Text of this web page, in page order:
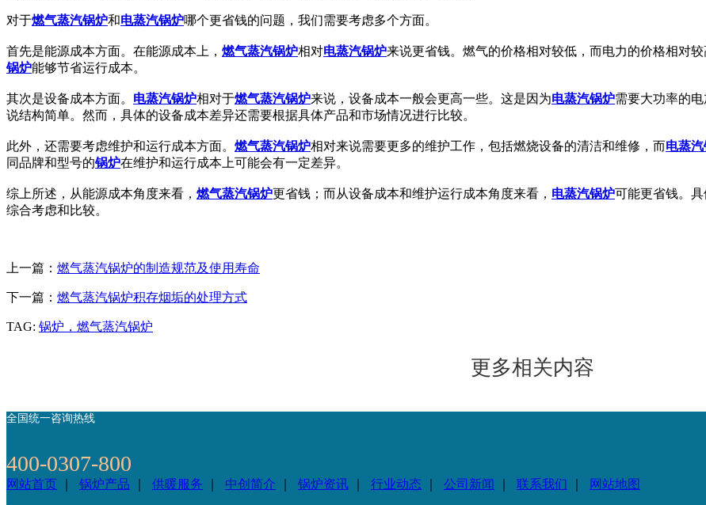
对于燃气蒸汽锅炉和电蒸汽锅炉哪个更省钱的问题，我们需要考虑多个方面。
首先是能源成本方面。在能源成本上， 燃气蒸汽锅炉相对电蒸汽锅炉来说更省钱。燃气的价格相对较低，而电力的价格相对
锅炉能够节省运行成本。
其次是设备成本方面。 电蒸汽锅炉相对于燃气蒸汽锅炉来说，设备成本一般会更高一些。这是因为电蒸汽锅炉需要大功率的
说结构简单。然而，具体的设备成本差异还需要根据具体产品和市场情况进行比较。
此外，还需要考虑维护和运行成本方面。 燃气蒸汽锅炉相对来说需要更多的维护工作，包括燃烧设备的清洁和维修，而电蒸
同品牌和型号的锅炉在维护和运行成本上可能会有一定差异。
综上所述，从能源成本角度来看， 燃气蒸汽锅炉更省钱；而从设备成本和维护运行成本角度来看， 电蒸汽锅炉可能更省钱。
综合考虑和比较。
上一篇： 燃气蒸汽锅炉的制造规范及使用寿命
下一篇： 燃气蒸汽锅炉积存烟垢的处理方式
TAG: 锅炉，燃气蒸汽锅炉
更多相关内容
全国统一咨询热线
400-0307-800
网站首页 锅炉产品 供暖服务 中创简介 锅炉资讯 行业动态 公司新闻 联系我们 网站地图